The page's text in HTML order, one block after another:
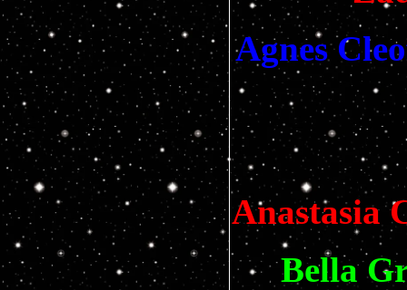
Agnes
Anastasia
Bella